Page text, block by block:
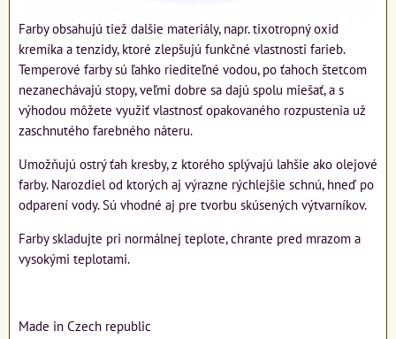
Farby obsahujú tiež dalšie materiály, napr. tixotropný oxid
kremíka a tenzidy, ktoré zlepšujú funkčné vlastnosti farieb.
Temperové farby sú ľahko riediteľné vodou, po ťahoch štetcom
nezanechávajú stopy, veľmi dobre sa dajú spolu miešať, a s
výhodou môžete využiť vlastnosť opakovaného rozpustenia už
zaschnutého farebného náteru.
Umožňujú ostrý ťah kresby, z ktorého splývajú lahšie ako olejové
farby. Narozdiel od ktorých aj výrazne rýchlejšie schnú, hneď po
odparení vody. Sú vhodné aj pre tvorbu skúsených výtvarníkov.
Farby skladujte pri normálnej teplote, chrante pred mrazom a
vysokými teplotami.
Made in Czech republic